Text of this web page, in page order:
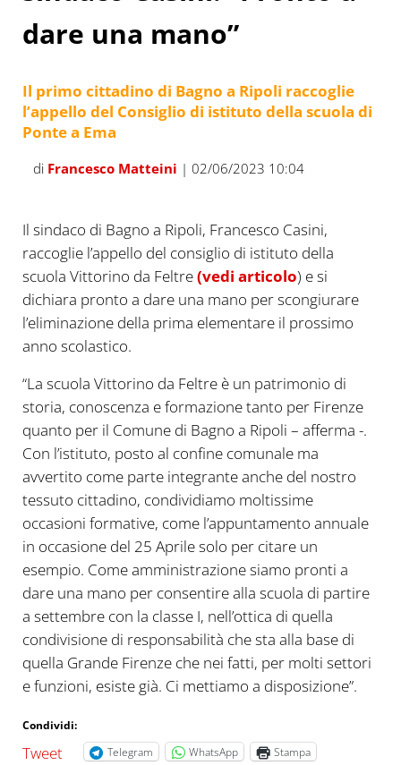
dare una mano”
Il primo cittadino di Bagno a Ripoli raccoglie
l’appello del Consiglio di istituto della scuola di
Ponte a Ema
di Francesco Matteini | 02/06/2023 10:04
Il sindaco di Bagno a Ripoli, Francesco Casini,
raccoglie l’appello del consiglio di istituto della
scuola Vittorino da Feltre(vedi articolo) e si
dichiara pronto a dare una mano per scongiurare
l’eliminazione della prima elementare il prossimo
anno scolastico.
“La scuola Vittorino da Feltre è un patrimonio di
storia, conoscenza e formazione tanto per Firenze
quanto per il Comune di Bagno a Ripoli – afferma -.
Con l’istituto, posto al confine comunale ma
avvertito come parte integrante anche del nostro
tessuto cittadino, condividiamo moltissime
occasioni formative, come l’appuntamento annuale
in occasione del 25 Aprile solo per citare un
esempio. Come amministrazione siamo pronti a
dare una mano per consentire alla scuola di partire
a settembre con la classe I, nell’ottica di quella
condivisione di responsabilità che sta alla base di
quella Grande Firenze che nei fatti, per molti settori
e funzioni, esiste già. Ci mettiamo a disposizione”.
Condividi:
Tweet Telegram WhatsApp Stampa